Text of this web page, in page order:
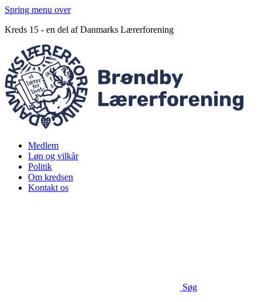
Spring menu over
Kreds 15 - en del af Danmarks Lærerforening
Medlem
Løn og vilkår
Politik
Om kredsen
Kontakt os
Søg